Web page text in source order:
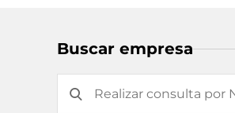
Buscar empresa